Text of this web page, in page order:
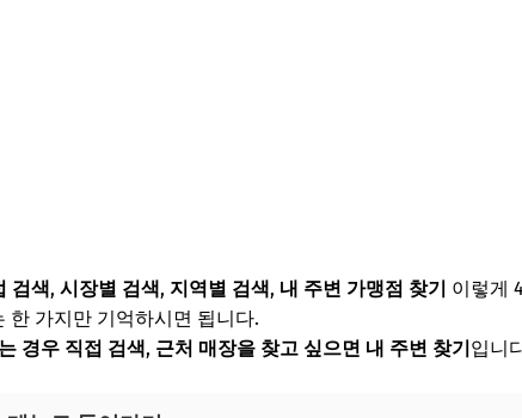
검색, 시장별 검색, 지역별 검색, 내 주변 가맹점 찾기 이렇게
한 가지만 기억하시면 됩니다.
경우 직접 검색, 근처 매장을 찾고 싶으면 내 주변 찾기입니